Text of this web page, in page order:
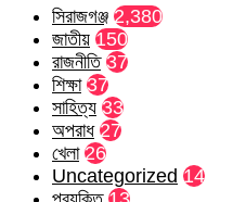
সিরাজগঞ্জ 2,380
জাতীয় 150
রাজনীতি 37
শিক্ষা 37
সাহিত্য 33
অপরাধ 27
খেলা 26
Uncategorized 14